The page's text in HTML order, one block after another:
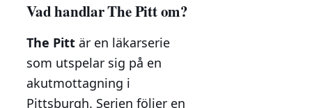
Vad handlar The Pitt om?
The Pitt är en läkarserie
som utspelar sig på en
akutmottagning i
Pittsburgh. Serien följer en